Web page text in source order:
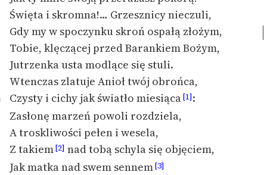
uczniów z
niepełnosprawnościami
Feministyczne inspiracje.
Popularyzacja
skandynawskiej literatury
feministycznej
Ręce pełne poezji
Kolekcje edukacyjne
twórców przechodzących
do domeny publicznej,
Święta i skromna!… Grzesznicy nieczuli,
Gdy my w spoczynku skroń ospałą złożym,
Tobie, klęczącej przed Barankiem Bożym,
Jutrzenka usta modlące się stuli.
Wtenczas zlatuje Anioł twój obrońca,
Czysty i cichy jak światło miesiąca[1]:
Zasłonę marzeń powoli rozdziela,
A troskliwości pełen i wesela,
Z takiem[2] nad tobą schyla się objęciem,
Jak matka nad swem sennem[3]